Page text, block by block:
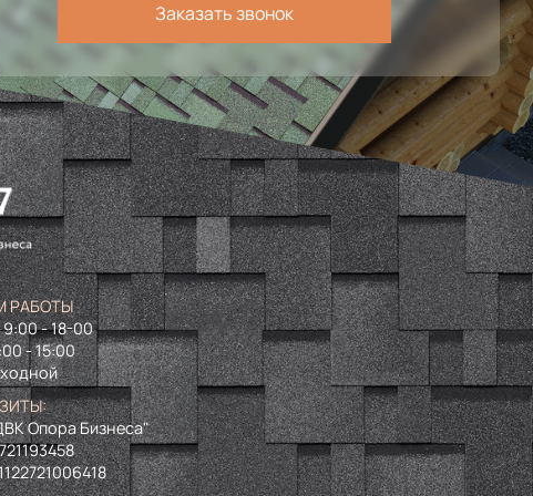
Заказать звонок
РАБОТЫ
- 18-00
- 15:00
Опора Бизнеса"